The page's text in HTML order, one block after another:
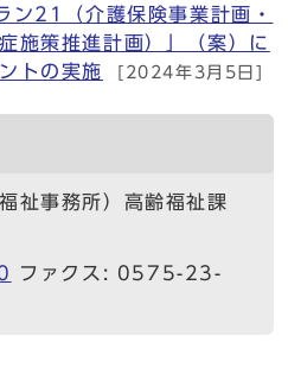
ン21（介護保険事業計画・
施策推進計画）」（案）に
トの実施
[2024年3月5日]
祉事務所）高齢福祉課
ファクス: 0575-23-